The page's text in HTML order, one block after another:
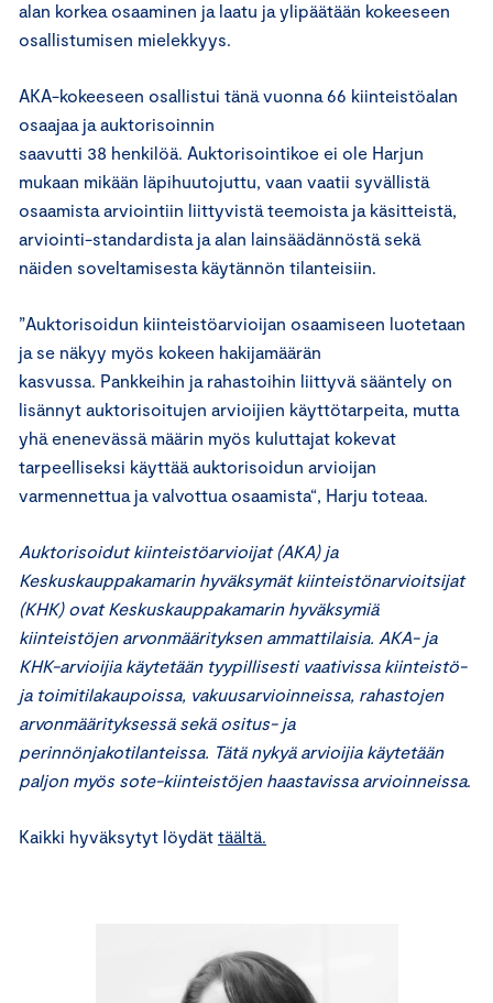
alan korkea osaaminen ja laatu ja ylipäätään kokeeseen
osallistumisen mielekkyys.
AKA-kokeeseen osallistui tänä vuonna 66 kiinteistöalan
osaajaa ja auktorisoinnin
saavutti 38 henkilöä. Auktorisointikoe ei ole Harjun
mukaan mikään läpihuutojuttu, vaan vaatii syvällistä
osaamista arviointiin liittyvistä teemoista ja käsitteistä,
arviointi-standardista ja alan lainsäädännöstä sekä
näiden soveltamisesta käytännön tilanteisiin.
”Auktorisoidun kiinteistöarvioijan osaamiseen luotetaan
ja se näkyy myös kokeen hakijamäärän
kasvussa. Pankkeihin ja rahastoihin liittyvä sääntely on
lisännyt auktorisoitujen arvioijien käyttötarpeita, mutta
yhä enenevässä määrin myös kuluttajat kokevat
tarpeelliseksi käyttää auktorisoidun arvioijan
varmennettua ja valvottua osaamista“, Harju toteaa.
Auktorisoidut kiinteistöarvioijat (AKA) ja
Keskuskauppakamarin hyväksymät kiinteistönarvioitsijat
(KHK) ovat Keskuskauppakamarin hyväksymiä
kiinteistöjen arvonmäärityksen ammattilaisia. AKA- ja
KHK-arvioijia käytetään tyypillisesti vaativissa kiinteistö-
ja toimitilakaupoissa, vakuusarvioinneissa, rahastojen
arvonmäärityksessä sekä ositus- ja
perinnönjakotilanteissa. Tätä nykyä arvioijia käytetään
paljon myös sote-kiinteistöjen haastavissa arvioinneissa.
Kaikki hyväksytyt löydät täältä.